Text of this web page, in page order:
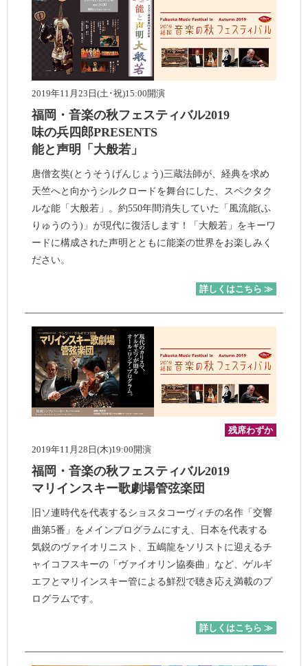
2019年11月23日(土･祝)15:00開演
福岡・音楽の秋フェスティバル2019
味の兵四郎PRESENTS
能と声明「大般若」
唐僧玄奘(とうそうげんじょう)三蔵法師が、経典を求め
天竺へと向かうシルクロードを舞台にした、スペクタク
ルな能「大般若」。約550年間消失していた「風流能(ふ
りゅうのう)」が現代に復活します！「大般若」をキーワ
ードに構成された声明とともに能楽の世界をお楽しみく
ださい。
詳しくはこちら ≫
残席わずか
2019年11月28日(木)19:00開演
福岡・音楽の秋フェスティバル2019
マリインスキー歌劇場管弦楽団
旧ソ連時代を代表するショスタコーヴィチの名作「交響
曲第5番」をメインプログラムにすえ、日本を代表する
気鋭のヴァイオリニスト、五嶋龍をソリストに迎えるチ
ャイコフスキーの「ヴァイオリン協奏曲」など、ゲルギ
エフとマリインスキー管による鮮烈で聴き応え満載のプ
ログラムです。
詳しくはこちら ≫